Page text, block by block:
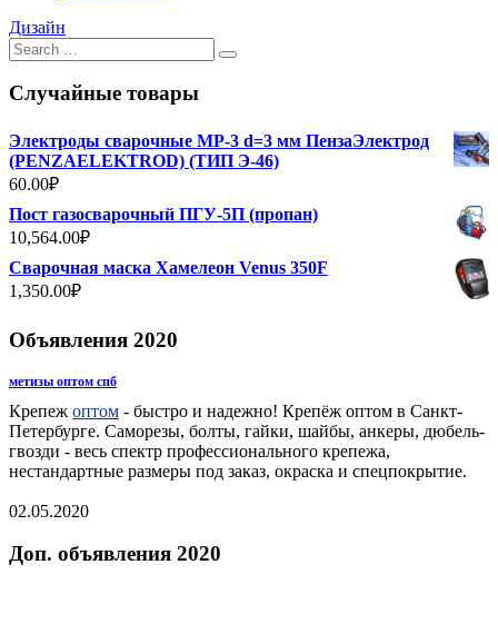
Дизайн
Search
for:
Случайные товары
Электроды сварочные МР-3 d=3 мм ПензаЭлектрод
(PENZAELEKTROD) (ТИП Э-46)
60.00₽
Пост газосварочный ПГУ-5П (пропан)
10,564.00₽
Сварочная маска Хамелеон Venus 350F
1,350.00₽
Объявления 2020
метизы оптом спб
Крепеж оптом - быстро и надежно! Крепёж оптом в Санкт-
Петербурге. Саморезы, болты, гайки, шайбы, анкеры, дюбель-
гвозди - весь спектр профессионального крепежа,
нестандартные размеры под заказ, окраска и спецпокрытие.
02.05.2020
Доп. объявления 2020